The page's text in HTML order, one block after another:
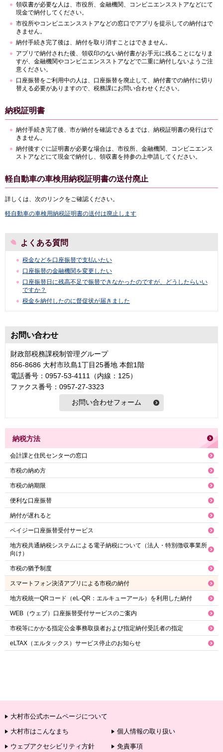
領収書が必要な人は、市役所、金融機関、コンビニエンスストアなどにて
現金で納付してください。
市役所やコンビニエンスストアなどの窓口でアプリを提示しての納付はで
きません。
納付手続き完了後は、納付を取り消すことはできません。
アプリで納付された後、領収印のない納付書がお手元に残ることになりま
すが、金融機関やコンビニエンスストアなどで二重に納付しないようご注
意ください。
口座振替をご利用中の人は、口座振替を廃止して、納付書での納付に切り
替える必要がありますので、税務課にお問い合わせください。
納税証明書
納付手続き完了後、市が納付を確認できるまでは、納税証明書の発行はで
きません。
納付後すぐに証明書が必要な場合は、市役所、金融機関、コンビニエンス
ストアなどにて現金で納付し、領収書を持参の上申請してください。
軽自動車の車検用納税証明書の送付廃止
詳しくは、次のリンクをご確認ください。
軽自動車の車検用納税証明書の送付は廃止します
よくある質問
税金などを口座振替で支払いたい
口座振替の金融機関を変更したい
口座振替日に残高不足で振替できなかったのですが、どうしたらいい
ですか？
税金を納付したのに督促状が届きました
お問い合わせ
財政部税務課税制管理グループ
856-8686 大村市玖島1丁目25番地 本館1階
電話番号：0957-53-4111（内線：125）
ファクス番号：0957-27-3323
納税方法
会計課と住民センターの窓口
市税の納め方
市税の納期限
便利な口座振替
納付が遅れると
ペイジー口座振替受付サービス
地方税共通納税システムによる電子納税について（法人・特別徴収事業所
向け）
市税の猶予制度
スマートフォン決済アプリによる市税の納付
地方税統一QRコード（eL-QR：エルキューアール）を利用した納付
WEB（ウェブ）口座振替受付サービスのご案内
市税等にかかる指定公金事務取扱者および指定納付受託者の指定
eLTAX（エルタックス）サービス停止のお知らせ
大村市公式ホームページについて
大村市はこんなまち
個人情報の取り扱い
ウェブアクセシビリティ方針
免責事項